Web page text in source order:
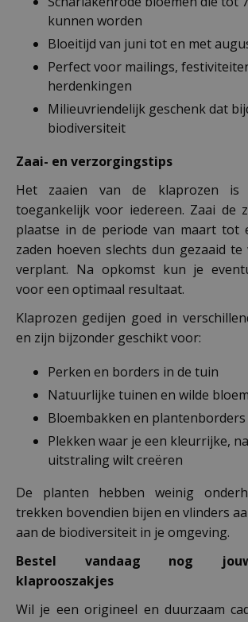
kunnen worden
Bloeitijd van juni tot en met
Perfect voor mailings,
herdenkingen
Milieuvriendelijk geschenk dat
biodiversiteit
Zaai- en verzorgingstips
Het zaaien van de klaprozen is
toegankelijk voor iedereen. Zaai de
plaatse in de periode van maart tot
zaden hoeven slechts dun gezaaid
verplant. Na opkomst kun je
voor een optimaal resultaat.
Klaprozen gedijen goed in
en zijn bijzonder geschikt voor:
Perken en borders in de tuin
Natuurlijke tuinen en wilde
Bloembakken en plantenborders
Plekken waar je een kleurrijke,
uitstraling wilt creëren
De planten hebben weinig
trekken bovendien bijen en vlinders
aan de biodiversiteit in je omgeving.
Bestel vandaag nog
klaprooszakjes
Wil je een origineel en duurzaam